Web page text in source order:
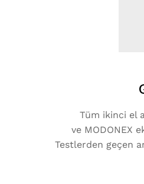
Tüm ikinci el
ve MODONEX
Testlerden geçen